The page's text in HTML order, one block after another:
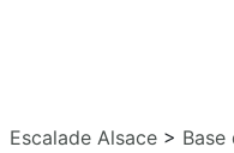
Escalade Alsace > Base